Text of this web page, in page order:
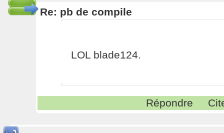
Re: pb de compile
LOL blade124.
Répondre